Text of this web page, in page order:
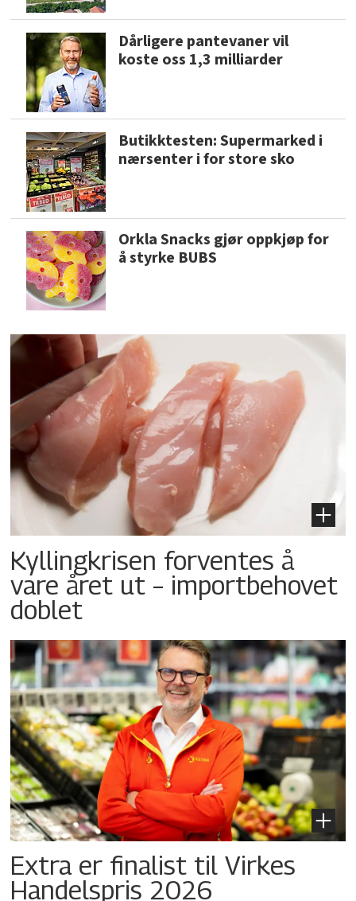
Dårligere pantevaner vil
koste oss 1,3 milliarder
Butikktesten: Supermarked i
nærsenter i for store sko
Orkla Snacks gjør oppkjøp for
å styrke BUBS
Kyllingkrisen forventes å
vare året ut – importbehovet
doblet
Extra er finalist til Virkes
Handelspris 2026